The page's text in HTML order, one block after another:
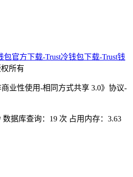
包官方下载-Trust冷钱包下载-Trust钱
所有
业性使用-相同方式共享 3.0》协议-
数据库查询：19 次 占用内存：3.63